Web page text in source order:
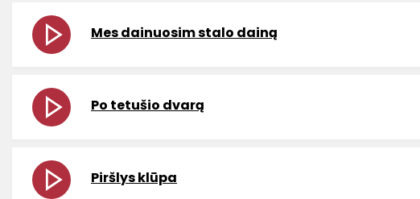
Mes dainuosim stalo dainą
Po tetušio dvarą
Piršlys klūpa